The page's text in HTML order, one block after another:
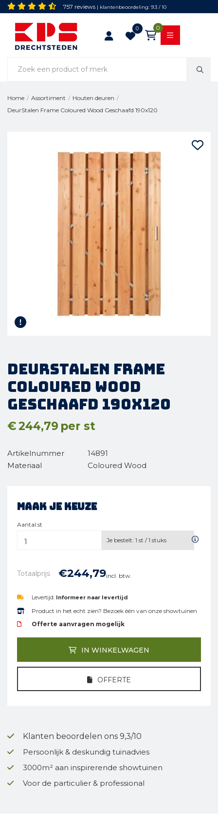
757 reviews | klantenbeoordeling: 9.3 / 10
0 0
Home / Assortiment / Houten deuren /
DeurStalen Frame Coloured Wood Geschaafd 190x120
DeurStalen Frame
Coloured Wood
Geschaafd 190x120
€244,79 per st
Artikelnummer
14891
Materiaal
Coloured Wood
Maak je keuze
Aantal st
Je bestelt: 1 st /1 stuks
Totaalprijs €244,79incl. btw.
Levertijd: Informeer naar levertijd
Product in het echt zien? Bezoek één van onze showtuinen
Offerte aanvragen mogelijk
IN WINKELWAGEN
OFFERTE
Klanten beoordelen ons 9,3/10
Persoonlijk & deskundig tuinadvies
3000m² aan inspirerende showtuinen
Voor de particulier & professional